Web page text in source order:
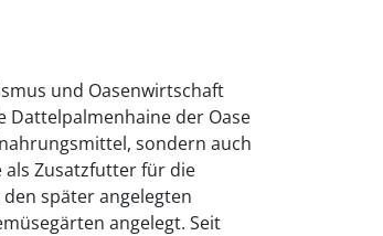
und Oasenwirtschaft
der Oase
sondern auch
als Zusatzfutter für die
den später angelegten
angelegt. Seit